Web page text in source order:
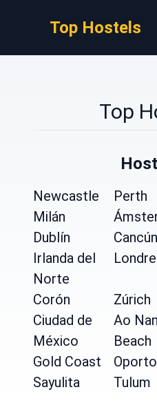
Top Hostels
Top
Newcastle Perth
Milán
Dublín
Cancún
Irlanda del
Norte
Corón Zúrich
Ciudad de
México
Ao
Beach
Gold Coast Oporto
Sayulita
Tulum